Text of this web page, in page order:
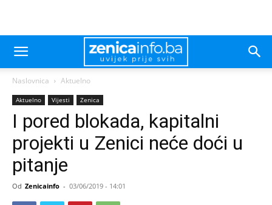
Naslovnica Aktuelno
Aktuelno Vijesti Zenica
I pored blokada, kapitalni
projekti u Zenici neće doći u
pitanje
Od Zenicainfo - 03/06/2019 - 14:01